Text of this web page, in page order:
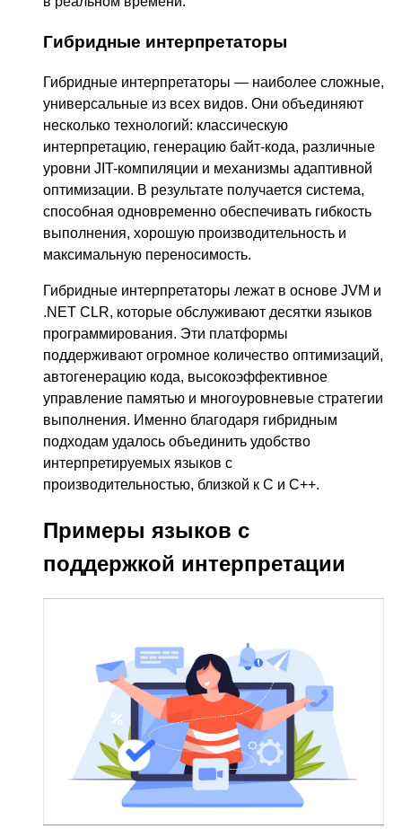
Гибридные интерпретаторы
Гибридные интерпретаторы — наиболее сложные,
универсальные из всех видов. Они объединяют
несколько технологий: классическую
интерпретацию, генерацию байт-кода, различные
уровни JIT-компиляции и механизмы адаптивной
оптимизации. В результате получается система,
способная одновременно обеспечивать гибкость
выполнения, хорошую производительность и
максимальную переносимость.
Гибридные интерпретаторы лежат в основе JVM и
.NET CLR, которые обслуживают десятки языков
программирования. Эти платформы
поддерживают огромное количество оптимизаций,
автогенерацию кода, высокоэффективное
управление памятью и многоуровневые стратегии
выполнения. Именно благодаря гибридным
подходам удалось объединить удобство
интерпретируемых языков с
производительностью, близкой к C и C++.
Примеры языков с
поддержкой интерпретации